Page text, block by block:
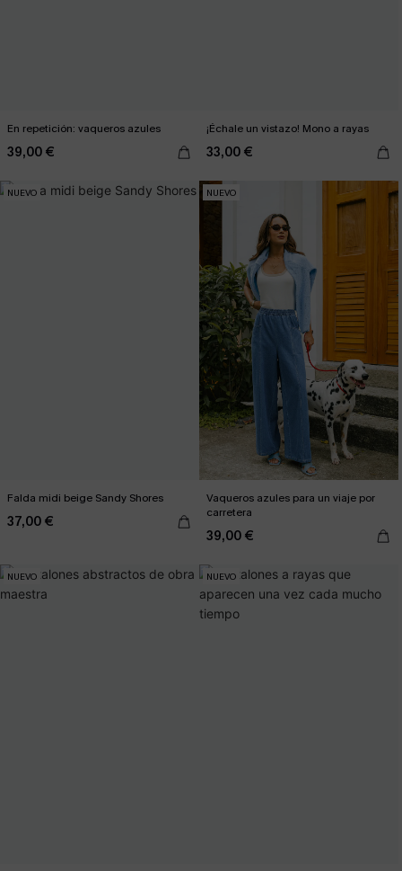
En repetición: vaqueros azules
39,00 €
¡Échale un vistazo! Mono a rayas
33,00 €
NUEVO
Falda midi beige Sandy Shores
37,00 €
NUEVO
Vaqueros azules para un viaje por
carretera
39,00 €
NUEVO NUEVO